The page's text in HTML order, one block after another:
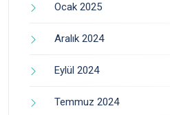
Ocak 2025
Aralık 2024
Eylül 2024
Temmuz 2024